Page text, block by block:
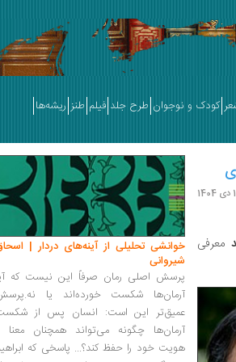
کودک و نوجوان طرح جلد فیلم طنز ریشه‌ها
معرفی
خوانشی تحلیلی از آینه‌های دردار |
شیروانی
پرسش اصلی رمان صرفاً این نیست که
آرمان‌ها شکست خورده‌اند یا
عمیق‌تر این است: انسان پس از
آرمان‌ها چگونه می‌تواند همچنان معنا
هویت خود را حفظ کند؟... پاسخی که